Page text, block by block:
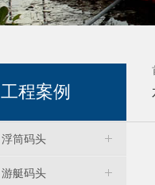
工程案例
浮筒码头
游艇码头